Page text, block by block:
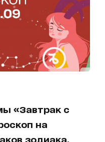
«Завтрак с
на
зодиака.